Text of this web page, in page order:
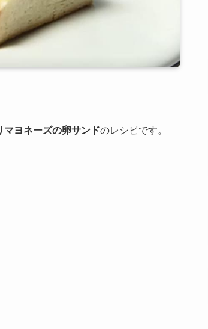
マヨネーズの卵サンドのレシピです。